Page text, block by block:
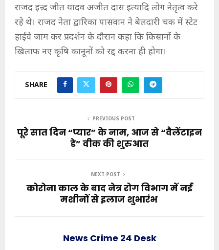
राजद इन्र्द जीत यादव अजीत दास इत्यादि लोग नेतृत्व करे
रहे थे। राजद नेता द्वारिका पासवान ने बेलदारी चक में स्टेट
हाईवे जाम कर प्रदर्शन के दौरान कहा कि किसानों के
खिलाफ नए कृषि कानूनों को रद्द करना ही होगा।
SHARE
PREVIOUS POST
पूरे सात दिन “प्यार” के नाम, आज से “वैलेंटाइन
डे” वीक की शुरुआत
NEXT POST
कोरोना काल के बाद नेत्र रोग विभाग में नई
मशीनों से इलाज शुभारंभ
News Crime 24 Desk